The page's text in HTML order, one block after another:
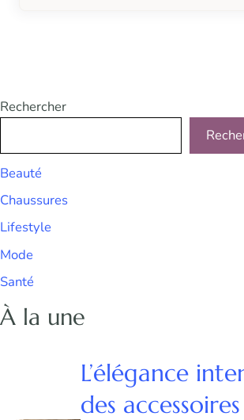
Rechercher
Beauté
Chaussures
Lifestyle
Mode
Santé
À la une
L’élégance
des accessoires